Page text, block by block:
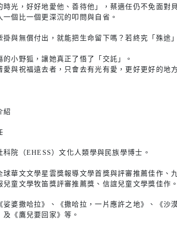
時光，好好地愛他、善待他」，蔡適任仍不免面對
一個比一個更深沉的叩問與自省。
掛與無償付出，就能把生命留下嗎？若終究「殊途
的小野狐，讓她真正了悟了「交託」。
愛與祝福遠去者，只會去有光有愛，更好更好的地方
紹
科院（EHESS）文化人類學與民族學博士。
球華文文學星雲獎報導文學首獎與評審推薦佳作、
兒童文學牧笛獎評審推薦獎、信誼兒童文學獎佳作。
娑婆撒哈拉》、《撒哈拉，一片應許之地》、《沙
及《鷹兒要回家》等。